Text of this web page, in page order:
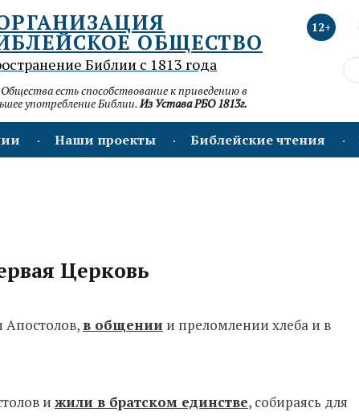
ОБЩЕСТВО
Библии с 1813 года
есть способствование к приведению в
употребление Библии.Из Устава РБО 1813г.
12+
Наши проекты Библейские чтения
Церковь
Апостолов, в общении и преломлении хлеба и в
и жили в братском единстве, собираясь для